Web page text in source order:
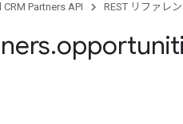
CRM Partners API REST リファレ
.